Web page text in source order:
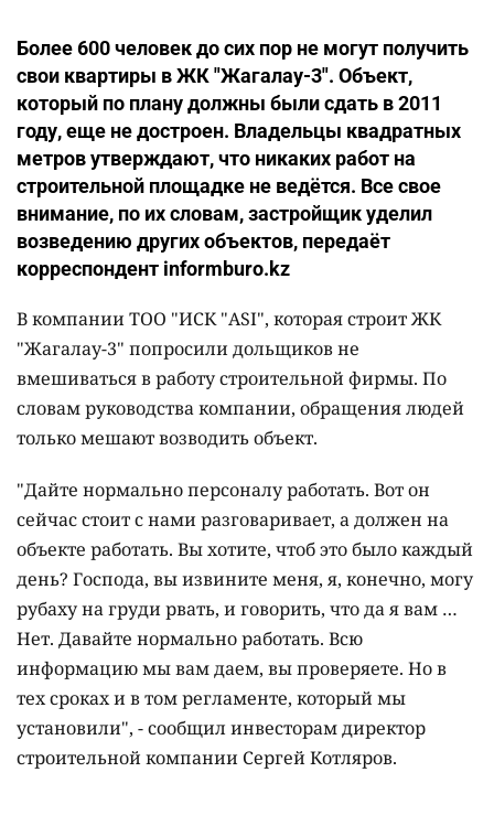
Более 600 человек до сих пор не могут получить
свои квартиры в ЖК "Жагалау-3". Объект,
который по плану должны были сдать в 2011
году, еще не достроен. Владельцы квадратных
метров утверждают, что никаких работ на
строительной площадке не ведётся. Все свое
внимание, по их словам, застройщик уделил
возведению других объектов, передаёт
корреспондент informburo.kz
В компании ТОО "ИСК "ASI", которая строит ЖК
"Жагалау-3" попросили дольщиков не
вмешиваться в работу строительной фирмы. По
словам руководства компании, обращения людей
только мешают возводить объект.
"Дайте нормально персоналу работать. Вот он
сейчас стоит с нами разговаривает, а должен на
объекте работать. Вы хотите, чтоб это было каждый
день? Господа, вы извините меня, я, конечно, могу
рубаху на груди рвать, и говорить, что да я вам …
Нет. Давайте нормально работать. Всю
информацию мы вам даем, вы проверяете. Но в
тех сроках и в том регламенте, который мы
установили", - сообщил инвесторам директор
строительной компании Сергей Котляров.